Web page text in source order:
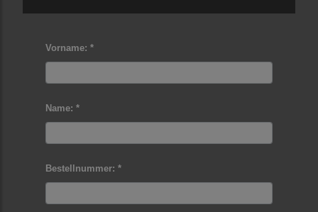
Vorname: *
Name: *
Bestellnummer: *